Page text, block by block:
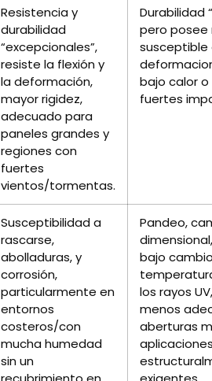
Resistencia y
durabilidad
“excepcionales”,
resiste la flexión y
la deformación,
mayor rigidez,
adecuado para
paneles grandes y
regiones con
fuertes
vientos/tormentas.
Durabilidad
pero posee
susceptible
bajo calor
fuertes
Susceptibilidad a
rascarse,
abolladuras, y
corrosión,
particularmente en
entornos
costeros/con
mucha humedad
sin un
Pandeo,
bajo
los rayos
menos
aberturas